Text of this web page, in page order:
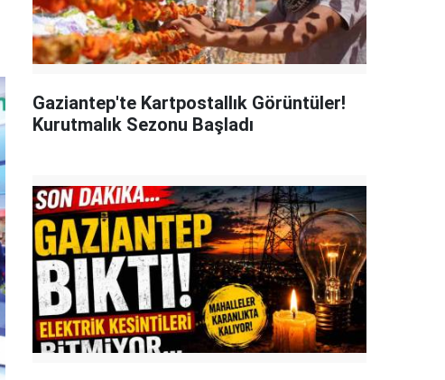
Gaziantep'te Kartpostallık Görüntüler!
Kurutmalık Sezonu Başladı